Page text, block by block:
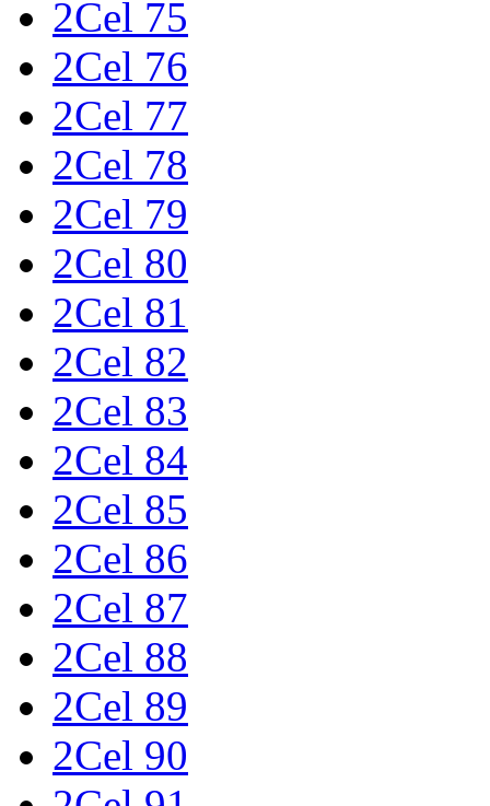
2Cel 75
2Cel 76
2Cel 77
2Cel 78
2Cel 79
2Cel 80
2Cel 81
2Cel 82
2Cel 83
2Cel 84
2Cel 85
2Cel 86
2Cel 87
2Cel 88
2Cel 89
2Cel 90